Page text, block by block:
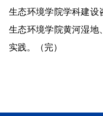
生态环境学院学科建
生态环境学院黄河湿
实践。（完）